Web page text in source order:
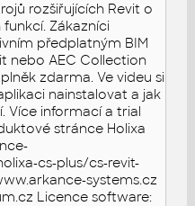
rozšiřujících Revit o
Zákazníci
předplatným BIM
nebo AEC Collection
zdarma. Ve videu si
nainstalovat a jak
Více informací a trial
stránce Holixa
cs-plus/cs-revit-
systems.cz
Licence software: